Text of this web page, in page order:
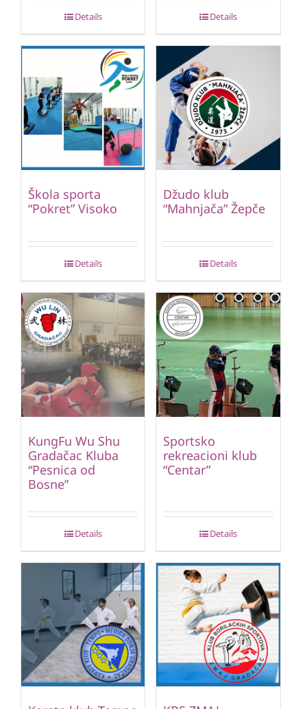
Details Details
Škola sporta
“Pokret” Visoko
Details
Džudo klub
“Mahnjača” Žepče
Details
KungFu Wu Shu
Gradačac Kluba
“Pesnica od
Bosne”
Details
Sportsko
rekreacioni klub
“Centar”
Details